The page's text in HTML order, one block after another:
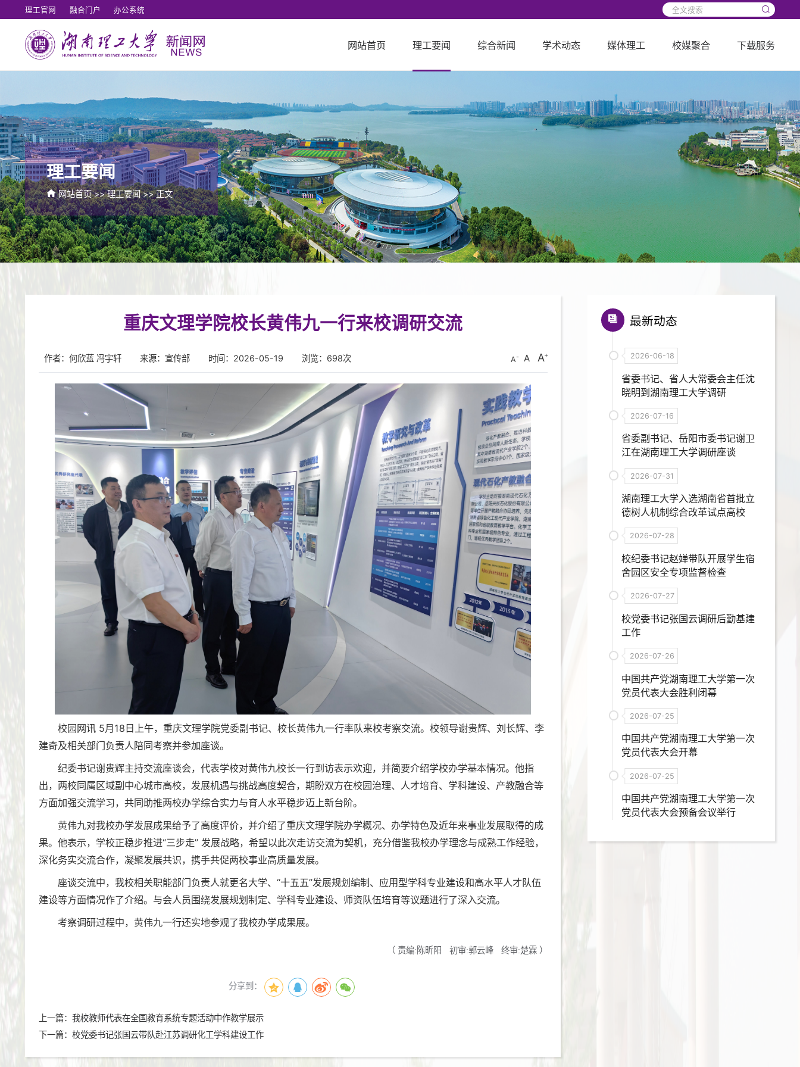
理工官网 融合门户 办公系统
网站首页 理工要闻 综合新闻 学术动态 媒体理工 校媒聚合 下载服务
理工要闻
网站首页>>理工要闻>> 正文
重庆文理学院校长黄伟九一行来校调研交流
作者：何欣蓝 冯宇轩 来源：宣传部 时间：2026-05-19 浏览： 698次 A A A
校园网讯 5月18日上午，重庆文理学院党委副书记、校长黄伟九一行率队来校考察交流。校领导谢贵辉、刘长辉、李
建奇及相关部门负责人陪同考察并参加座谈。
纪委书记谢贵辉主持交流座谈会，代表学校对黄伟九校长一行到访表示欢迎，并简要介绍学校办学基本情况。他指
出，两校同属区域副中心城市高校，发展机遇与挑战高度契合，期盼双方在校园治理、人才培育、学科建设、产教融合等
方面加强交流学习，共同助推两校办学综合实力与育人水平稳步迈上新台阶。
黄伟九对我校办学发展成果给予了高度评价，并介绍了重庆文理学院办学概况、办学特色及近年来事业发展取得的成
果。他表示，学校正稳步推进“三步走” 发展战略，希望以此次走访交流为契机，充分借鉴我校办学理念与成熟工作经验，
深化务实交流合作，凝聚发展共识，携手共促两校事业高质量发展。
座谈交流中，我校相关职能部门负责人就更名大学、“十五五”发展规划编制、应用型学科专业建设和高水平人才队伍
建设等方面情况作了介绍。与会人员围绕发展规划制定、学科专业建设、师资队伍培育等议题进行了深入交流。
考察调研过程中，黄伟九一行还实地参观了我校办学成果展。
（ 责编:陈昕阳 初审:郭云峰 终审:楚霖 ）
分享到：
上一篇： 我校教师代表在全国教育系统专题活动中作教学展示
下一篇： 校党委书记张国云带队赴江苏调研化工学科建设工作
最新动态
2026-06-18
省委书记、省人大常委会主任沈
晓明到湖南理工大学调研
2026-07-16
省委副书记、岳阳市委书记谢卫
江在湖南理工大学调研座谈
2026-07-31
湖南理工大学入选湖南省首批立
德树人机制综合改革试点高校
2026-07-28
校纪委书记赵婵带队开展学生宿
舍园区安全专项监督检查
2026-07-27
校党委书记张国云调研后勤基建
工作
2026-07-26
中国共产党湖南理工大学第一次
党员代表大会胜利闭幕
2026-07-25
中国共产党湖南理工大学第一次
党员代表大会开幕
2026-07-25
中国共产党湖南理工大学第一次
党员代表大会预备会议举行